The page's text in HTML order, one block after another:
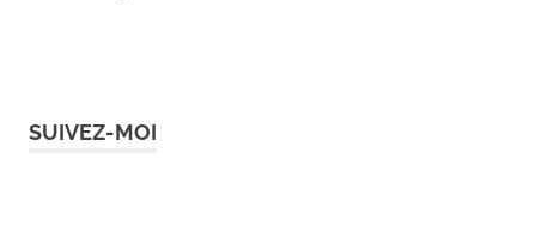
SUIVEZ-MOI